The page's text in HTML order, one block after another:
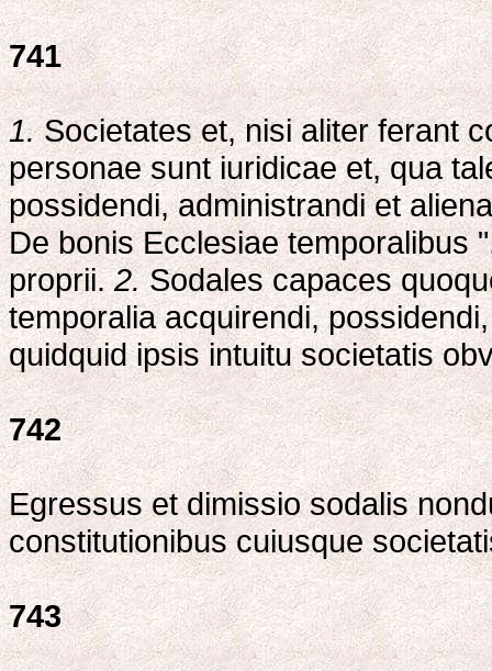
741
1.Societates et, nisi aliter ferant
personae sunt iuridicae et, qua
possidendi, administrandi et
De bonis Ecclesiae temporalibus
proprii.2.Sodales capaces
temporalia acquirendi,
quidquid ipsis intuitu societatis
742
Egressus et dimissio sodalis
constitutionibus cuiusque
743